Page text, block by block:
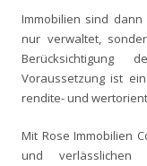
Immobilien sind
nur verwaltet,
Berücksichtigung
Voraussetzung ist
rendite- und
Mit Rose Immobilien
und